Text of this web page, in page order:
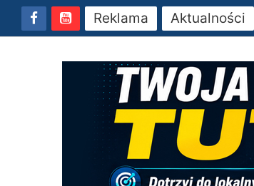
Reklama Aktualności